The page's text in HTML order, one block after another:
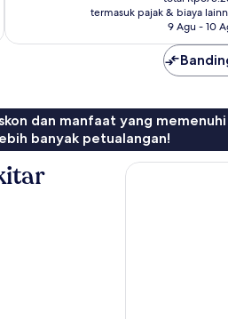
Rp551.516
termasuk pajak & biaya
9 Agu - 10
dan manfaat yang
banyak petualangan!